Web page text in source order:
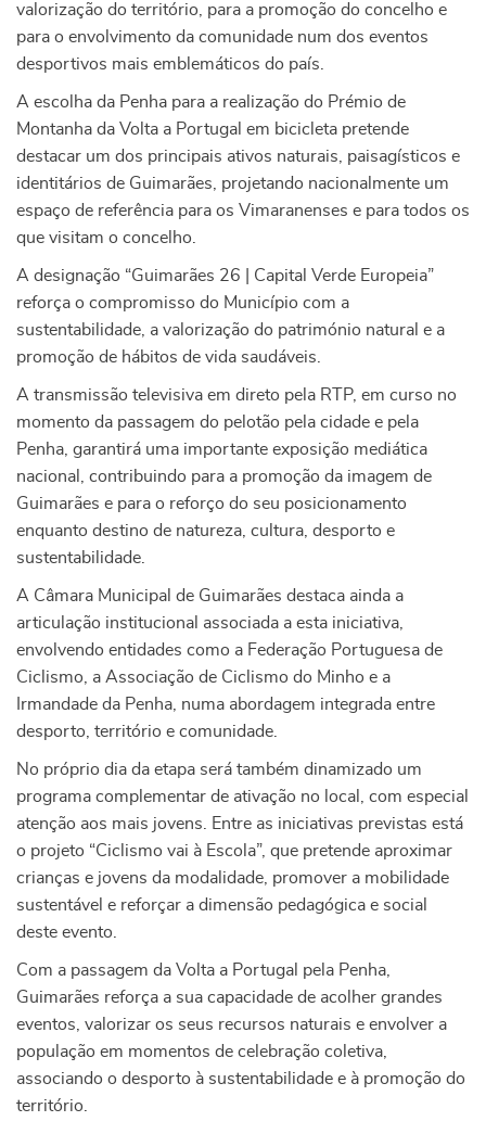
valorização do território, para a promoção do concelho e
para o envolvimento da comunidade num dos eventos
desportivos mais emblemáticos do país.
A escolha da Penha para a realização do Prémio de
Montanha da Volta a Portugal em bicicleta pretende
destacar um dos principais ativos naturais, paisagísticos e
identitários de Guimarães, projetando nacionalmente um
espaço de referência para os Vimaranenses e para todos os
que visitam o concelho.
A designação “Guimarães 26 | Capital Verde Europeia”
reforça o compromisso do Município com a
sustentabilidade, a valorização do património natural e a
promoção de hábitos de vida saudáveis.
A transmissão televisiva em direto pela RTP, em curso no
momento da passagem do pelotão pela cidade e pela
Penha, garantirá uma importante exposição mediática
nacional, contribuindo para a promoção da imagem de
Guimarães e para o reforço do seu posicionamento
enquanto destino de natureza, cultura, desporto e
sustentabilidade.
A Câmara Municipal de Guimarães destaca ainda a
articulação institucional associada a esta iniciativa,
envolvendo entidades como a Federação Portuguesa de
Ciclismo, a Associação de Ciclismo do Minho e a
Irmandade da Penha, numa abordagem integrada entre
desporto, território e comunidade.
No próprio dia da etapa será também dinamizado um
programa complementar de ativação no local, com especial
atenção aos mais jovens. Entre as iniciativas previstas está
o projeto “Ciclismo vai à Escola”, que pretende aproximar
crianças e jovens da modalidade, promover a mobilidade
sustentável e reforçar a dimensão pedagógica e social
deste evento.
Com a passagem da Volta a Portugal pela Penha,
Guimarães reforça a sua capacidade de acolher grandes
eventos, valorizar os seus recursos naturais e envolver a
população em momentos de celebração coletiva,
associando o desporto à sustentabilidade e à promoção do
território.